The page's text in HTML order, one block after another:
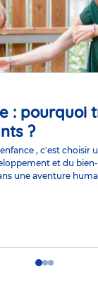
: pourquoi
?Article
, c'est choisir
et du
une aventure
GoGoGo